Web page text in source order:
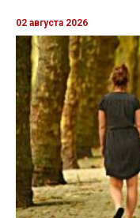
02 августа 2026